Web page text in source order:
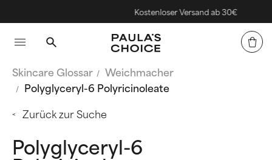
Kostenloser Versand ab 30€
Skincare Glossar
Weichmacher
Polyglyceryl-6 Polyricinoleate
Zurück zur Suche
Polyglyceryl-6